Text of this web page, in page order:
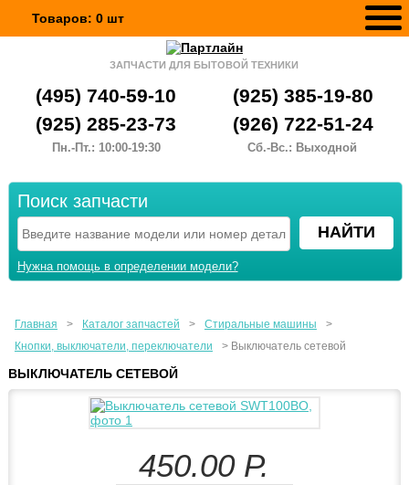
Товаров: 0 шт
ЗАПЧАСТИ ДЛЯ БЫТОВОЙ ТЕХНИКИ
(495) 740-59-10
(925) 385-19-80
(925) 285-23-73
(926) 722-51-24
Пн.-Пт.: 10:00-19:30 Сб.-Вс.: Выходной
Поиск запчасти
Нужна помощь в определении модели?
Главная > Каталог запчастей > Стиральные машины
>
Кнопки, выключатели, переключатели
> Выключатель сетевой
ВЫКЛЮЧАТЕЛЬ СЕТЕВОЙ
450.00Р.